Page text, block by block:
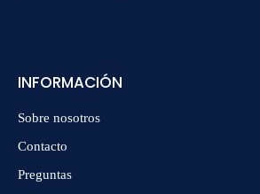
INFORMACIÓN
Sobre nosotros
Contacto
Preguntas